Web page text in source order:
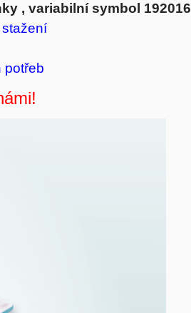
, variabilní symbol 192016
stažení
potřeb